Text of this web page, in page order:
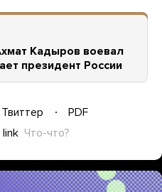
Кадыров воевал
президент России
Твиттер
PDF
link Что-что?